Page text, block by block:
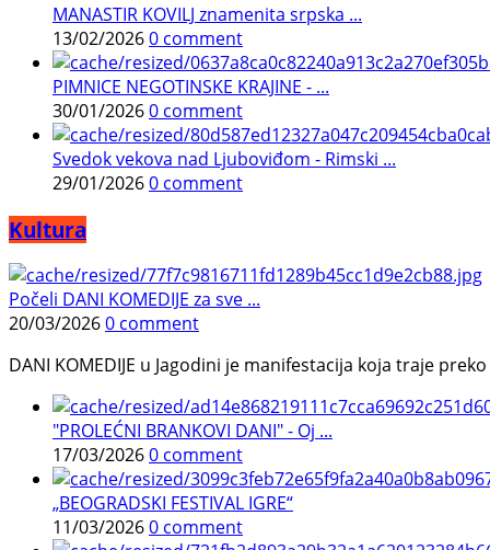
MANASTIR KOVILJ znamenita srpska ...
13/02/20260 comment
PIMNICE NEGOTINSKE KRAJINE - ...
30/01/20260 comment
Svedok vekova nad Ljuboviđom - Rimski ...
29/01/20260 comment
Kultura
Počeli DANI KOMEDIJE za sve ...
20/03/20260 comment
DANI KOMEDIJE u Jagodini je manifestacija koja traje
"PROLEĆNI BRANKOVI DANI" - Oj ...
17/03/20260 comment
„BEOGRADSKI FESTIVAL IGRE“
11/03/20260 comment